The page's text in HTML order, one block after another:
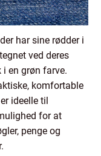
har sine rødder i
ved deres
en grøn farve.
komfortable
ideelle til
for at
penge og